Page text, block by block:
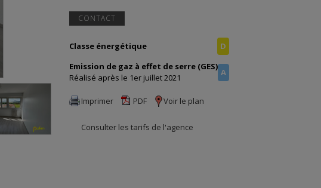
CONTACT
Classe énergétique
D
Emission de gaz à effet de serre (GES)
Réalisé après le 1er juillet 2021
A
Imprimer PDF Voir le plan
Consulter les tarifs de l'agence